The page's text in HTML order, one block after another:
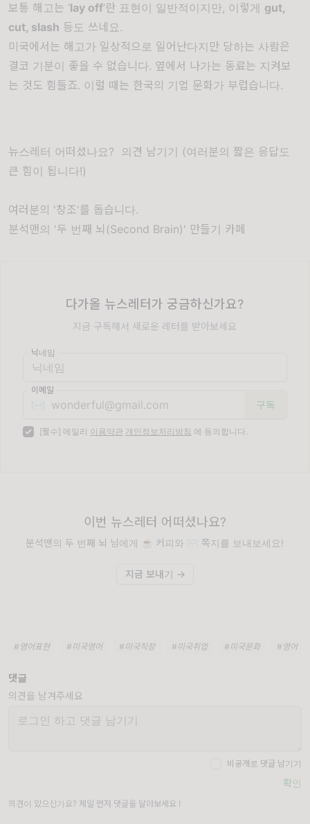
보통 해고는 ‘lay off’란 표현이 일반적이지만, 이렇게 gut,
cut, slash 등도 쓰네요.
미국에서는 해고가 일상적으로 일어난다지만 당하는 사람은
결코 기분이 좋을 수 없습니다. 옆에서 나가는 동료는 지켜보
는 것도 힘들죠. 이럴 때는 한국의 기업 문화가 부럽습니다.
뉴스레터 어떠셨나요? 의견 남기기 (여러분의 짧은 응답도
큰 힘이 됩니다!)
여러분의 '창조'를 돕습니다.
분석맨의 '두 번째 뇌(Second Brain)' 만들기 카페
다가올 뉴스레터가 궁금하신가요?
지금 구독해서 새로운 레터를 받아보세요
닉네임
이메일
✉️
[필수] 메일리 이용약관 개인정보처리방침 에 동의합니다.
이번 뉴스레터 어떠셨나요?
분석맨의 두 번째 뇌 님에게 ☕️ 커피와 ✉️ 쪽지를 보내보세요!
지금 보내기 →
#영어표현 #미국영어 #미국직장 #미국취업 #미국문화 #영어
댓글
의견을 남겨주세요
비공개로 댓글 남기기
확인
의견이 있으신가요? 제일 먼저 댓글을 달아보세요 !